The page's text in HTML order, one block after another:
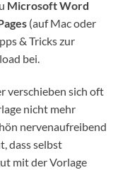
Microsoft Word
(auf Mac oder
& Tricks zur
bei.
verschieben sich oft
nicht mehr
nervenaufreibend
dass selbst
mit der Vorlage